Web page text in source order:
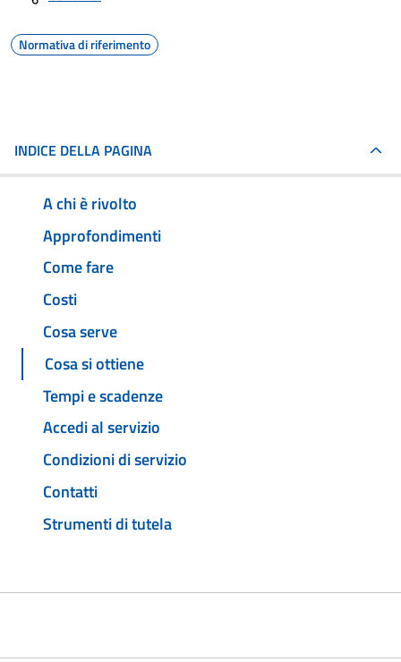
Normativa di riferimento
INDICE DELLA PAGINA
A chi è rivolto
Approfondimenti
Come fare
Costi
Cosa serve
Cosa si ottiene
Tempi e scadenze
Accedi al servizio
Condizioni di servizio
Contatti
Strumenti di tutela